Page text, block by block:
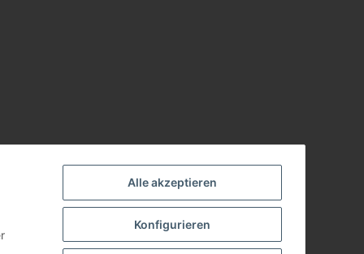
Alle akzeptieren
Konfigurieren